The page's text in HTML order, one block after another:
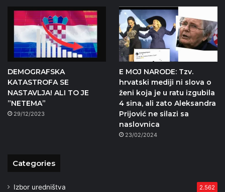
DEMOGRAFSKA
KATASTROFA SE
NASTAVLJA! ALI TO JE
”NETEMA”
29/12/2023
E MOJ NARODE: Tzv.
hrvatski mediji ni slova o
ženi koja je u ratu izgubila
4 sina, ali zato Aleksandra
Prijović ne silazi sa
naslovnica
23/02/2024
Categories
Izbor uredništva 2.562